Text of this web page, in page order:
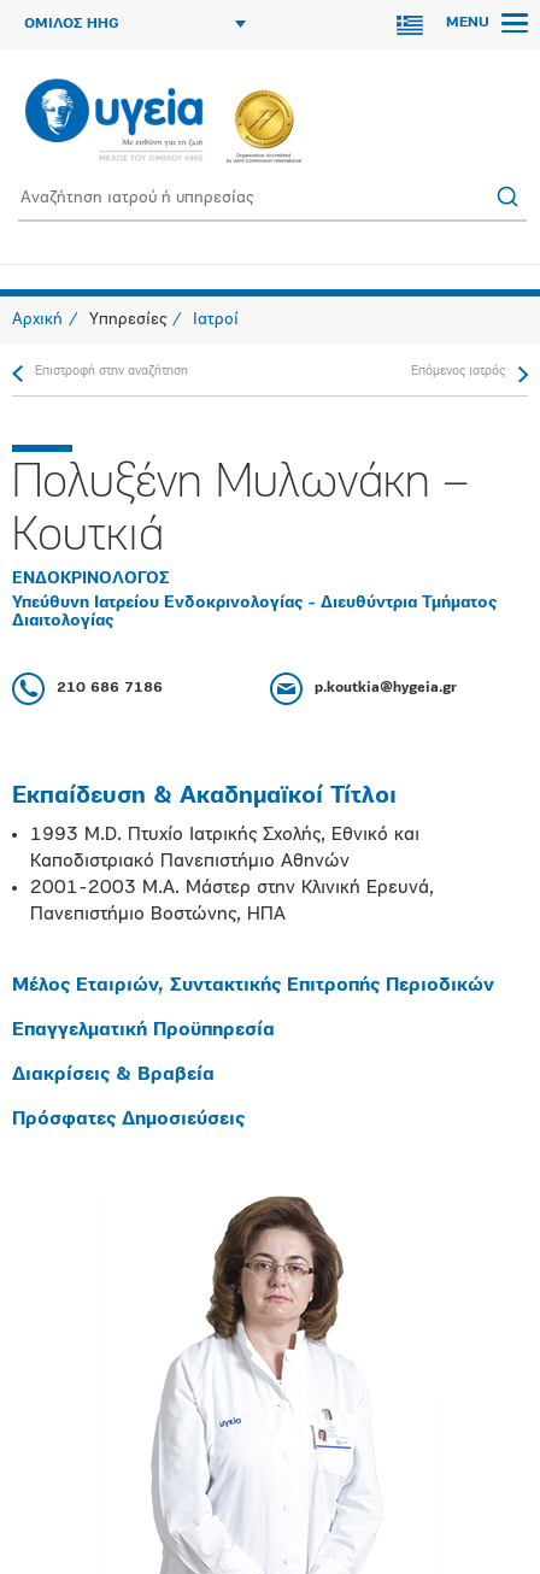
ΟΜΙΛΟΣ HHG MENU
Αρχική Υπηρεσίες Ιατροί
Επιστροφή στην αναζήτηση Επόμενος ιατρός
Πολυξένη Μυλωνάκη –
Κουτκιά
ΕΝΔΟΚΡΙΝΟΛΟΓΟΣ
Υπεύθυνη Ιατρείου Ενδοκρινολογίας - Διευθύντρια Τμήματος
Διαιτολογίας
210 686 7186 p.koutkia@hygeia.gr
Εκπαίδευση & Ακαδημαϊκοί Τίτλοι
1993 M.D. Πτυχίο Ιατρικής Σχολής, Εθνικό και
Καποδιστριακό Πανεπιστήμιο Αθηνών
2001-2003 M.A. Μάστερ στην Κλινική Ερευνά,
Πανεπιστήμιο Βοστώνης, ΗΠΑ
Μέλος Εταιριών, Συντακτικής Επιτροπής Περιοδικών
Επαγγελματική Προϋπηρεσία
Διακρίσεις & Βραβεία
Πρόσφατες Δημοσιεύσεις